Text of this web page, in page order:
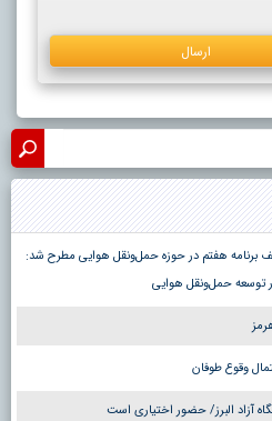
برنامه هفتم در حوزه حمل‌ونقل هوایی مطرح شد:
توسعه حمل‌ونقل هوایی
وقوع طوفان
آزاد البرز/ حضور اختیاری است